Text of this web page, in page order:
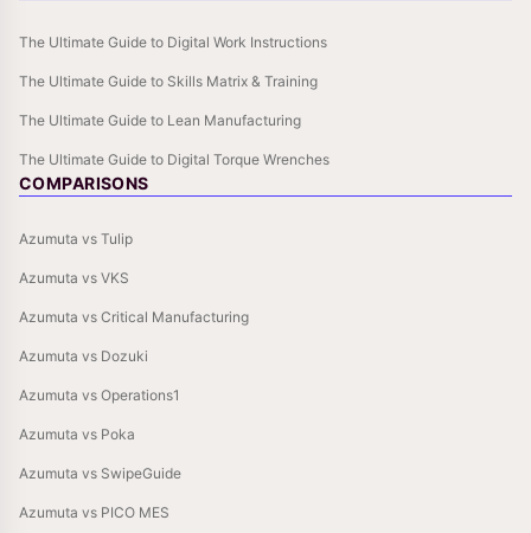
The Ultimate Guide to Digital Work Instructions
The Ultimate Guide to Skills Matrix & Training
The Ultimate Guide to Lean Manufacturing
The Ultimate Guide to Digital Torque Wrenches
COMPARISONS
Azumuta vs Tulip
Azumuta vs VKS
Azumuta vs Critical Manufacturing
Azumuta vs Dozuki
Azumuta vs Operations1
Azumuta vs Poka
Azumuta vs SwipeGuide
Azumuta vs PICO MES